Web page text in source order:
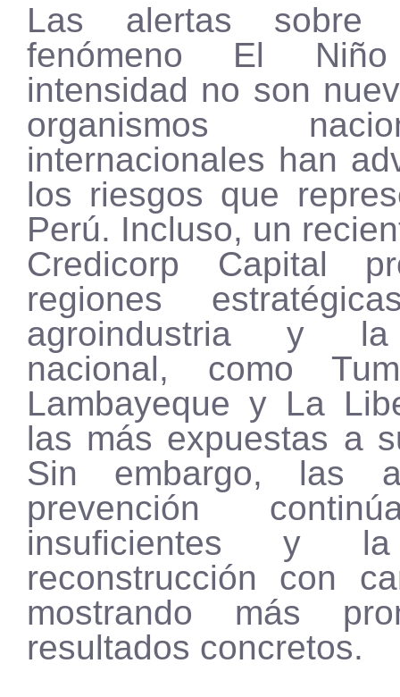
Las alertas sobre
fenómeno El
intensidad no son
organismos
internacionales han
los riesgos que
Perú. Incluso, un
Credicorp Capital
regiones
agroindustria y la
nacional, como
Lambayeque y La
las más expuestas a
Sin embargo, las
prevención
insuficientes y la
reconstrucción con
mostrando más
resultados concretos.